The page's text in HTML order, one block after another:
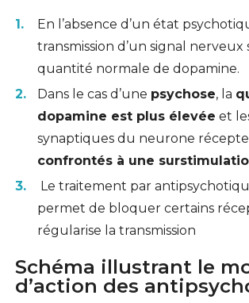
En l’absence d’un état
transmission d’un signal nerveux
quantité normale de dopamine.
Dans le cas d’une psychose, la
dopamine est plus élevée et
synaptiques du neurone
confrontés à une
Le traitement par
permet de bloquer certains
régularise la transmission
Schéma illustrant le
d’action des